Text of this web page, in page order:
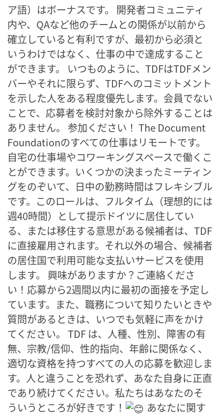
ア語）はボーナスです。 開発者コミュニティ
内や、QAなど他のチームとの関係が以前から
確立していると有利ですが、最初から必須と
いうわけではなく、仕事の中で達成すること
ができます。 いつものように、TDFはTDFメン
バーやそれに限らず、TDFへのコミットメント
を示した人をある程度優先します。会員でない
ことで、応募者を検討対象から除外することは
ありません。 参加ください！ The Document
Foundationのすべての仕事はリモートです。
自宅の仕事場やコワーキングスペースで働くこ
とができます。いくつかの決まったミーティン
グをのぞいて、日中の勤務時間はフレキシブル
です。このロールは、フルタイム（理想的には
週40時間）として提示ドイツに居住してい
る、または移住する意思がある候補者は、TDF
に直接雇用されます。それ以外の場合、候補者
の居住国で利用可能な支払いサービスを使用
します。 興味がありますか？ご連絡くださ
い！応募から2週間以内に最初の面接を予定し
ています。また、職務について知りたいときや
質問があるときは、いつでも気軽に声をかけ
てください。 TDF は、人種、性別、障害の有
無、宗教/信仰、性的指向、年齢に関係なく、
適切な資格を持つすべての人の応募を歓迎しま
す。人と違うことを恐れず、あなた自身に正直
であり続けてください。私たちはあなたのそ
ういうところが好きです！
あなたに関す